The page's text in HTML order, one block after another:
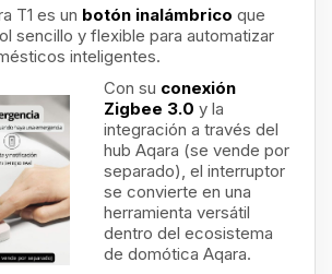
T1 es un botón inalámbrico que
sencillo y flexible para automatizar
inteligentes.
Con su conexión
Zigbee 3.0 y la
integración a través del
hub Aqara (se vende por
separado), el interruptor
se convierte en una
herramienta versátil
dentro del ecosistema
de domótica Aqara.